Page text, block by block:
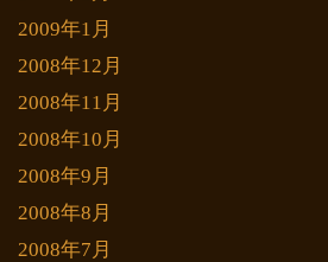
2009年1月
2008年12月
2008年11月
2008年10月
2008年9月
2008年8月
2008年7月